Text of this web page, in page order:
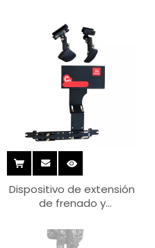
Dispositivo de extensión
de frenado y
por Acar-F2